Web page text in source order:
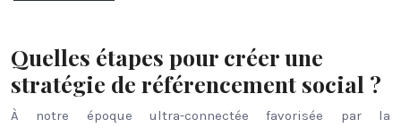
Quelles étapes pour créer une
stratégie de référencement social ?
À notre époque ultra-connectée favorisée par la